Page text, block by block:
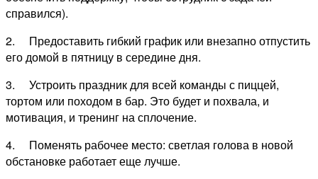
справился).
2. Предоставить гибкий график или внезапно отпустить
его домой в пятницу в середине дня.
3. Устроить праздник для всей команды с пиццей,
тортом или походом в бар. Это будет и похвала, и
мотивация, и тренинг на сплочение.
4. Поменять рабочее место: светлая голова в новой
обстановке работает еще лучше.